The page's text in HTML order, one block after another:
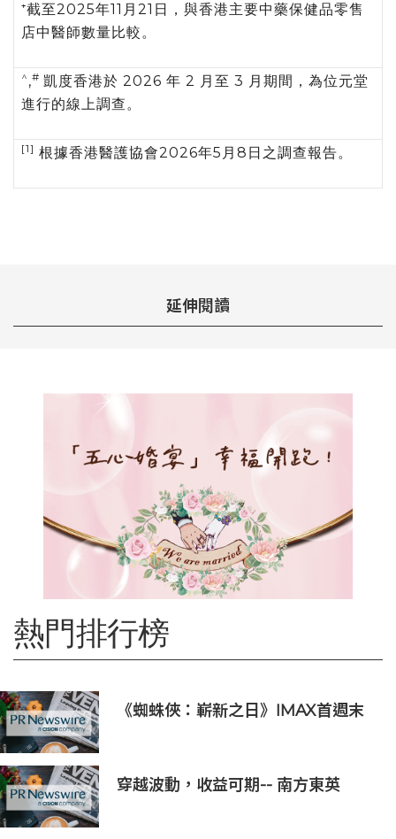
⁺截至2025年11月21日，與香港主要中藥保健品零售
店中醫師數量比較。
^ ,# 凱度香港於 2026 年 2 月至 3 月期間，為位元堂
進行的線上調查。
[1] 根據香港醫護協會2026年5月8日之調查報告。
延伸閱讀
熱門排行榜
《蜘蛛俠：嶄新之日》IMAX首週末
穿越波動，收益可期-- 南方東英